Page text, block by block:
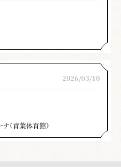
2019年１月号の記事を再掲
2026/03/10
（青葉体育館）